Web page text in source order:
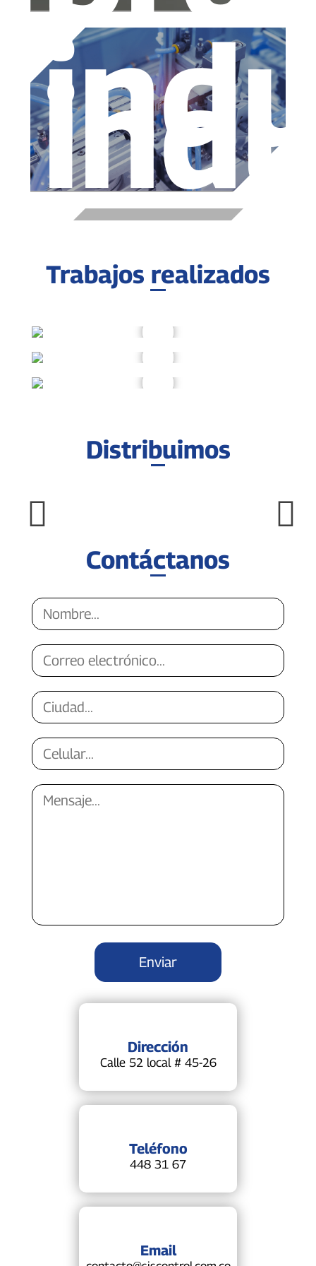
Trabajos realizados
Distribuimos
Contáctanos
Dirección
Calle 52 local # 45-26
Teléfono
448 31 67
Email